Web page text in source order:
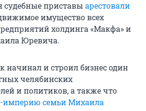
судебные приставы арестовали
имущество всех
холдинга «Макфа» и
Юревича.
начинал и строил бизнес один
челябинских
и политиков, а также что
империю семьи Михаила